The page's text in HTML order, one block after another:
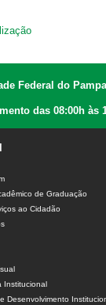
Federal do
das 08:00h às
de Graduação
ao Cidadão
Institucional
Desenvolvimento